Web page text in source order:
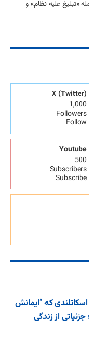
«تبلیغ علیه نظام» و
X (Twitter)
1,000
Followers
Follow
Youtube
500
Subscribers
Subscribe
که “ایمانش
از زندگی